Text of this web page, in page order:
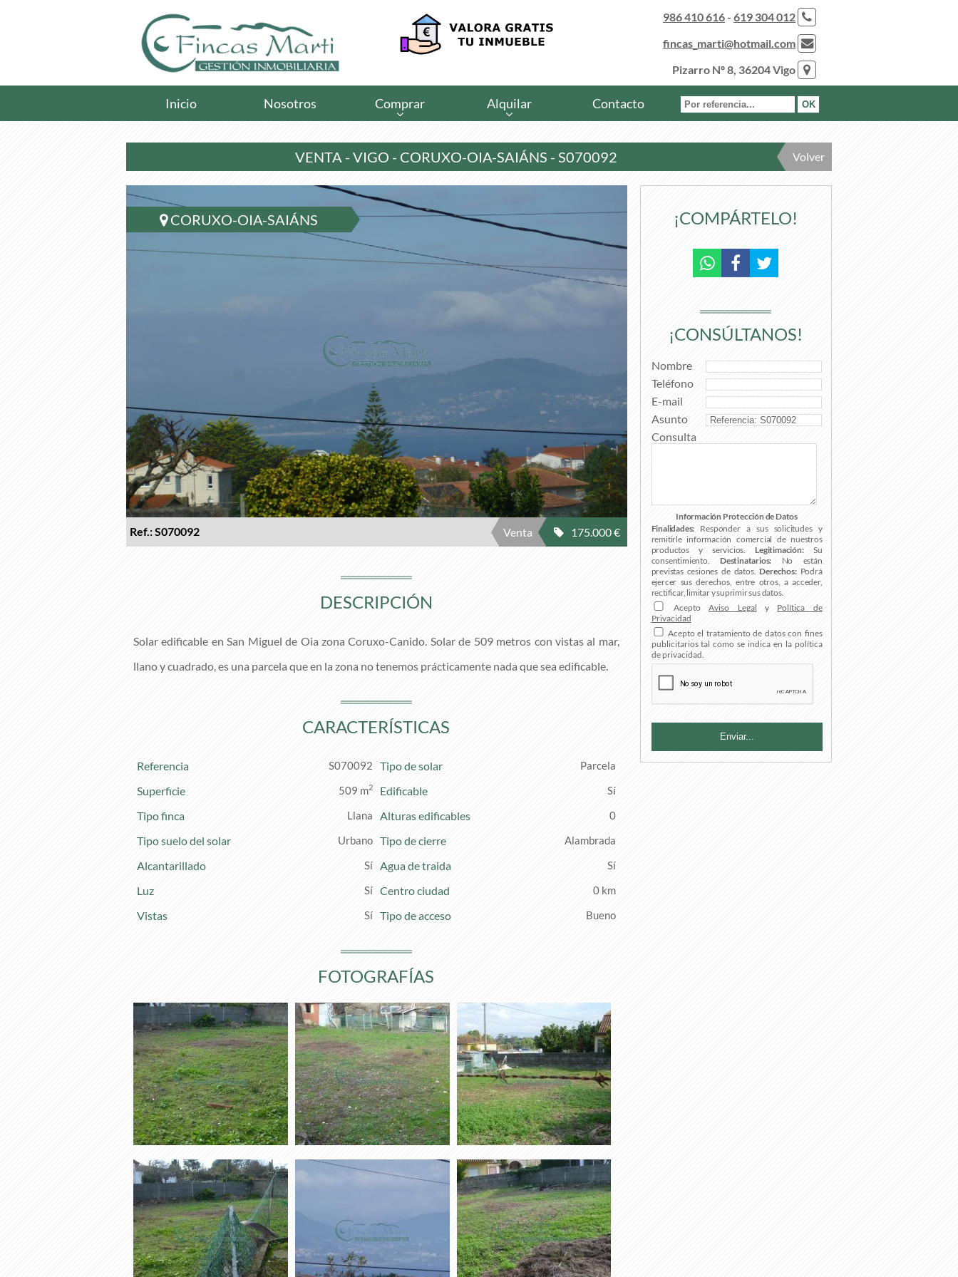
986 410 616- 619 304 012
fincas_marti@hotmail.com
Pizarro Nº 8, 36204 Vigo
Inicio Nosotros Comprar Alquilar Contacto
VENTA - VIGO - CORUXO-OIA-SAIÁNS - S070092 Volver
CORUXO-OIA-SAIÁNS
Ref.: S070092 Venta 175.000 €
DESCRIPCIÓN
Solar edificable en San Miguel de Oia zona Coruxo-Canido. Solar de 509 metros con vistas al mar,
llano y cuadrado, es una parcela que en la zona no tenemos prácticamente nada que sea edificable.
CARACTERÍSTICAS
Referencia S070092 Tipo de solar Parcela
Superficie 509 m2
Edificable
Tipo finca
Llana Alturas edificables 0
Tipo suelo del solar Urbano Tipo de cierre Alambrada
Alcantarillado
Agua de traida
Luz
Centro ciudad 0 km
Vistas Tipo de acceso Bueno
FOTOGRAFÍAS
¡COMPÁRTELO!
¡CONSÚLTANOS!
Nombre
Teléfono
E-mail
Asunto
Consulta
Información Protección de Datos
Finalidades: Responder a sus solicitudes y
remitirle información comercial de nuestros
productos y servicios.Legitimación:Su
consentimiento. Destinatarios: No están
previstas cesiones de datos.Derechos:Podrá
ejercer sus derechos, entre otros, a acceder,
rectificar, limitar y suprimir sus datos.
AceptoAviso Legaly Política de
Privacidad
Acepto el tratamiento de datos con fines
publicitarios tal como se indica en la política
de privacidad.